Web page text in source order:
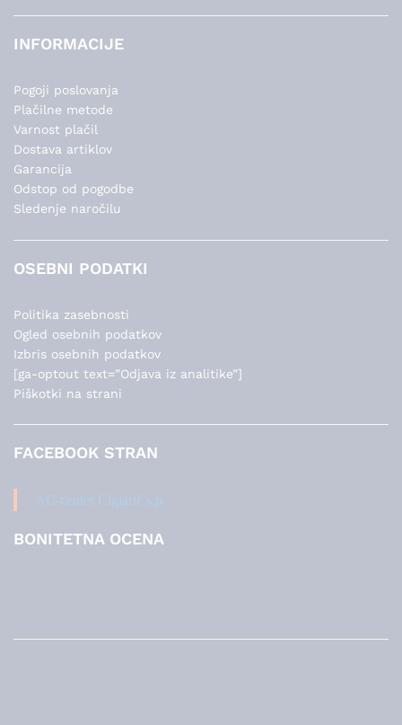
INFORMACIJE
Pogoji poslovanja
Plačilne metode
Varnost plačil
Dostava artiklov
Garancija
Odstop od pogodbe
Sledenje naročilu
OSEBNI PODATKI
Politika zasebnosti
Ogled osebnih podatkov
Izbris osebnih podatkov
[ga-optout text=”Odjava iz analitike”]
Piškotki na strani
FACEBOOK STRAN
AC-center Ciglarič s.p.
BONITETNA OCENA